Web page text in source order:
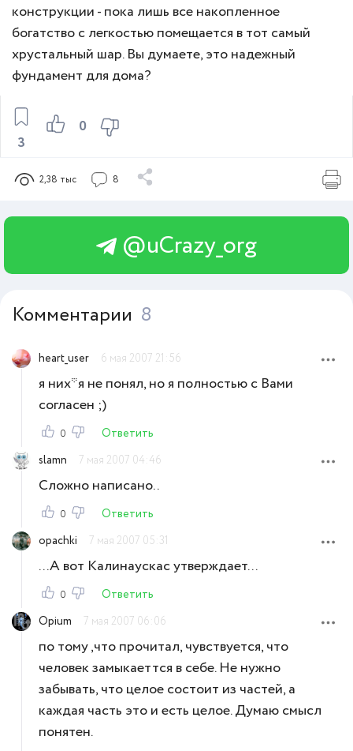
0
3
конструкции - пока лишь все накопленное
богатство с легкостью помещается в тот самый
хрустальный шар. Вы думаете, это надежный
фундамент для дома?
2,38 тыс 8
@uCrazy_org
Комментарии 8
heart_user 6 мая 2007 21:56
я них*я не понял, но я полностью с Вами
согласен ;)
0
Ответить
slamn
7 мая 2007 04:46
Сложно написано..
0
Ответить
opachki
7 мая 2007 05:31
...А вот Калинаускас утверждает...
0
Ответить
Opium
7 мая 2007 06:06
по тому ,что прочитал, чувствуется, что
человек замыкаеттся в себе. Не нужно
забывать, что целое состоит из частей, а
каждая часть это и есть целое. Думаю смысл
понятен.